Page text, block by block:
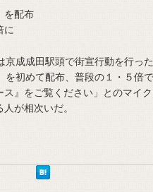
を配布
に
成成田駅頭で街宣行動を行っ
を初めて配布、普段の１・５倍
』をご覧ください」とのマイ
が相次いだ。